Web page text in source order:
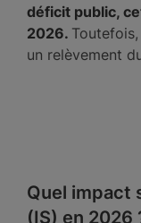
déficit public,
2026.
un relèvement
Quel impact
(IS) en 2026